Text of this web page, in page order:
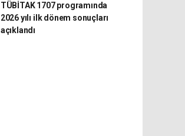
TÜBİTAK 1707 programında
2026 yılı ilk dönem sonuçları
açıklandı